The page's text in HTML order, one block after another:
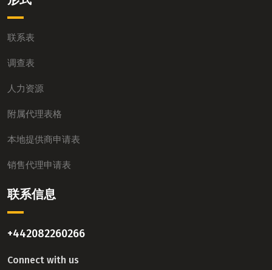
联系表
调查表
人力资源
附属代理表格
本地提供商申请表
销售代理申请表
联系信息
+442082260266
Connect with us